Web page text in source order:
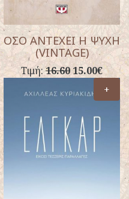
ΟΣΟ ΑΝΤΕΧΕΙ Η ΨΥΧΗ
(VINTAGE)
Τιμή:16.6015.00€
+